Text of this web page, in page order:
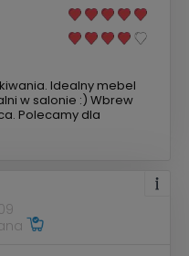
Idealny mebel
w salonie :) Wbrew
Polecamy dla